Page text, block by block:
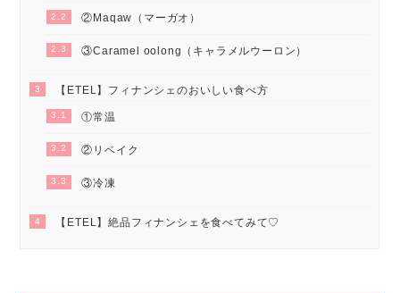
2.2 ②Maqaw（マーガオ）
2.3 ③Caramel oolong（キャラメルウーロン）
3 【ETEL】フィナンシェのおいしい食べ方
3.1 ①常温
3.2 ②リベイク
3.3 ③冷凍
4 【ETEL】絶品フィナンシェを食べてみて♡